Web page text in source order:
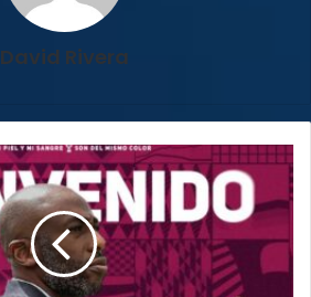
David Rivera